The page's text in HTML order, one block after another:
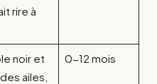
rire à
noir et
ailes,
0-12 mois